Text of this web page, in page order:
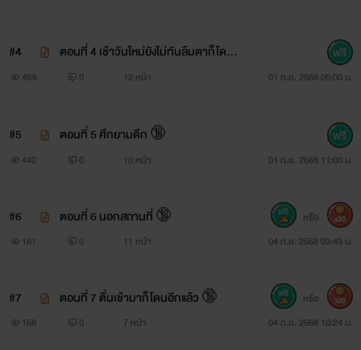
#4
ตอนที่ 4 เช้าวันใหม่ยังไม่ทันลืมตาก็โดนเ
ลย 🔞
469 0 12 หน้า 01 ก.ย. 2568 05:00 น.
#5 ตอนที่ 5 ศึกยามดึก 🔞
442 0 10 หน้า 01 ก.ย. 2568 11:00 น.
#6 ตอนที่ 6 นอกสถานที่ 🔞
161 0 11 หน้า 04 ก.ย. 2568 03:43 น.
หรือ 400
#7 ตอนที่ 7 ตื่นเช้ามาก็โดนอีกแล้ว 🔞
158 0 7 หน้า 04 ก.ย. 2568 10:24 น.
หรือ 300